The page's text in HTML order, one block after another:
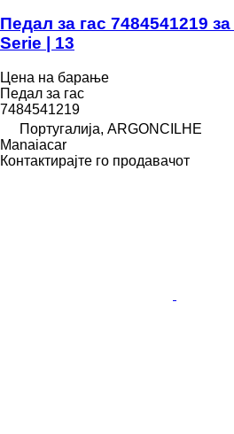
Педал за гас 7484541219
Serie | 13
Цена на барање
Педал за гас
7484541219
Португалија, ARGONCILHE
Manaiacar
Контактирајте го продавачот